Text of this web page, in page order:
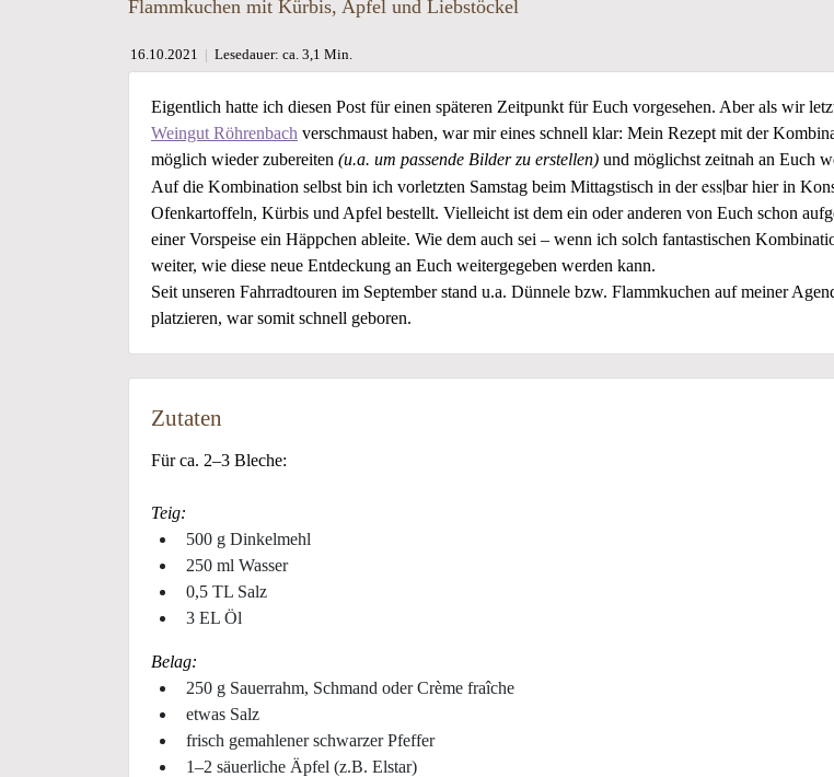
Flammkuchen mit Kürbis, Apfel und Liebstöckel
16.10.2021 Lesedauer: ca. 3,1 Min.
Eigentlich hatte ich diesen Post für einen späteren Zeitpunkt für Euch vorgesehen. Aber als wir
Weingut Röhrenbach verschmaust haben, war mir eines schnell klar: Mein Rezept mit der
möglich wieder zubereiten (u.a. um passende Bilder zu erstellen) und möglichst zeitnah an Euch
Auf die Kombination selbst bin ich vorletzten Samstag beim Mittagstisch in deress|barhier in
Ofenkartoffeln, Kürbis und Apfel bestellt. Vielleicht ist dem ein oder anderen von Euch schon
einer Vorspeise ein Häppchen ableite. Wie dem auch sei – wenn ich solch fantastischen
weiter, wie diese neue Entdeckung an Euch weitergegeben werden kann.
Seit unseren Fahrradtouren im September stand u.a. Dünnele bzw. Flammkuchen auf meiner
platzieren, war somit schnell geboren.
Zutaten
Für ca. 2–3 Bleche:
Teig:
500 g Dinkelmehl
250 ml Wasser
0,5 TL Salz
3 EL Öl
Belag:
250 g Sauerrahm, Schmand oder Crème fraîche
etwas Salz
frisch gemahlener schwarzer Pfeffer
1–2 säuerliche Äpfel (z.B. Elstar)